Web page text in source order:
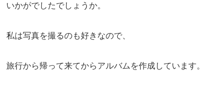
いかがでしたでしょうか。
私は写真を撮るのも好きなので、
旅行から帰って来てからアルバムを作成しています。